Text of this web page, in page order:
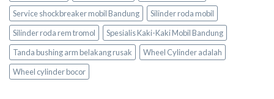
Service shockbreaker mobil Bandung
Silinder roda mobil
Silinder roda rem tromol
Spesialis Kaki-Kaki Mobil Bandung
Tanda bushing arm belakang rusak
Wheel Cylinder adalah
Wheel cylinder bocor